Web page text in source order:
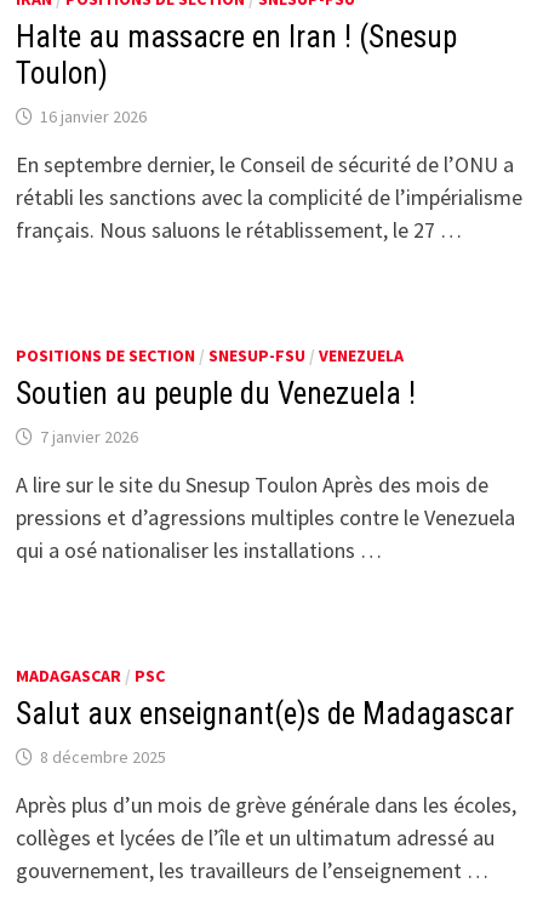
Halte au massacre en Iran ! (Snesup
Toulon)
16 janvier 2026
En septembre dernier, le Conseil de sécurité de l’ONU a
rétabli les sanctions avec la complicité de l’impérialisme
français. Nous saluons le rétablissement, le 27 …
POSITIONS DE SECTION/ SNESUP-FSU/ VENEZUELA
Soutien au peuple du Venezuela !
7 janvier 2026
A lire sur le site du Snesup Toulon Après des mois de
pressions et d’agressions multiples contre le Venezuela
qui a osé nationaliser les installations …
MADAGASCAR/ PSC
Salut aux enseignant(e)s de Madagascar
8 décembre 2025
Après plus d’un mois de grève générale dans les écoles,
collèges et lycées de l’île et un ultimatum adressé au
gouvernement, les travailleurs de l’enseignement …